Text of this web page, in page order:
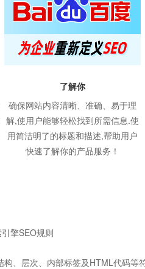
了解你
确保网站内容清晰、准确、易于理
解,使用户能够轻松找到所需信息.使
用简洁明了的标题和描述,帮助用户
快速了解你的产品服务！
擎SEO规则
、层次、内部标签及HTML代码等